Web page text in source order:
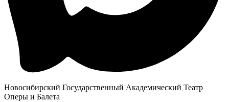
Новосибирский Государственный Академический Театр
Оперы и Балета